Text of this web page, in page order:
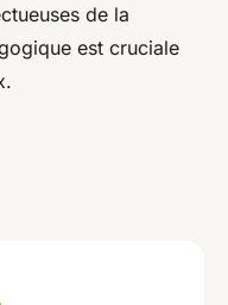
de la
est cruciale